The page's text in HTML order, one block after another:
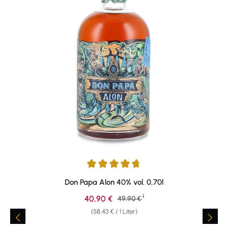
Durchschnittliche Bewertung von 4.79 von 5 Sternen
Don Papa Alon 40% vol. 0,70l
(58,43 € / 1 Liter)
Verkaufspreis:
40,90 € Regulärer Preis:
49,90 € 1